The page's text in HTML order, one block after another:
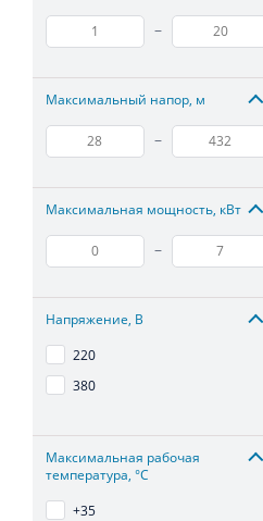
–
Максимальный напор, м
–
Максимальная мощность, кВт
–
Напряжение, В
220
380
Максимальная рабочая
температура, °С
+35